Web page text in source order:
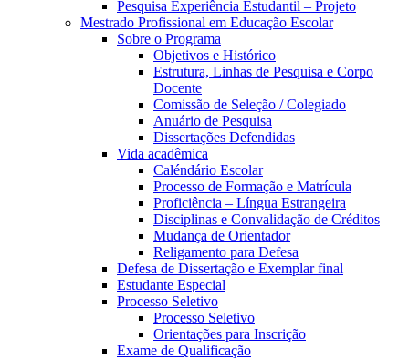
Pesquisa Experiência Estudantil – Projeto
Mestrado Profissional em Educação Escolar
Sobre o Programa
Objetivos e Histórico
Estrutura, Linhas de Pesquisa e Corpo
Docente
Comissão de Seleção / Colegiado
Anuário de Pesquisa
Dissertações Defendidas
Vida acadêmica
Caléndário Escolar
Processo de Formação e Matrícula
Proficiência – Língua Estrangeira
Disciplinas e Convalidação de Créditos
Mudança de Orientador
Religamento para Defesa
Defesa de Dissertação e Exemplar final
Estudante Especial
Processo Seletivo
Processo Seletivo
Orientações para Inscrição
Exame de Qualificação